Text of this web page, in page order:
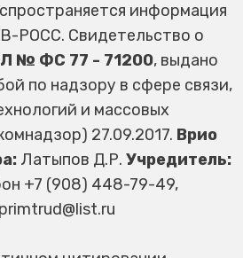
информация
РОСС. Свидетельство о
№ ФС 77 - 71200, выдано
по надзору в сфере связи,
и массовых
27.09.2017. Врио
Латыпов Д.Р. Учредитель:
+7 (908) 448-79-49,